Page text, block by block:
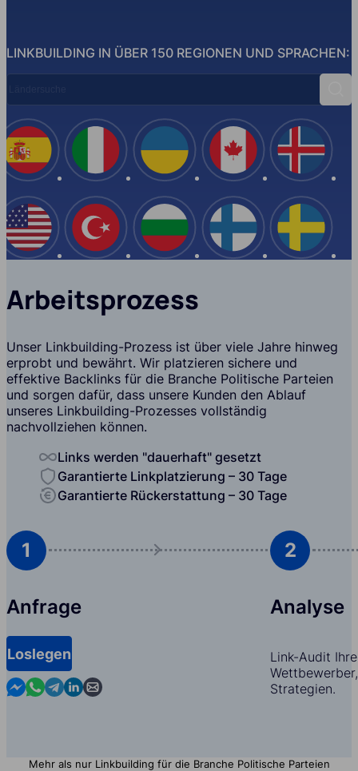
LINKBUILDING IN ÜBER 150 REGIONEN UND SPRACHEN:
Spanien
USA
Italien
Türkei
Ukraine
Bulgarien
Kanada
Finnland
Island
Arbeitsprozess
Unser Linkbuilding-Prozess ist über viele Jahre hinweg
erprobt und bewährt. Wir platzieren sichere und
effektive Backlinks für die Branche Politische Parteien
und sorgen dafür, dass unsere Kunden den Ablauf
unseres Linkbuilding-Prozesses vollständig
nachvollziehen können.
Links werden "dauerhaft" gesetzt
Garantierte Linkplatzierung – 30 Tage
Garantierte Rückerstattung – 30 Tage
1
Anfrage
Loslegen
Contact us in Messenger
Contact us in WhatsApp
Contact us in Telegram
Contact us in Linkedin
Contact us by email
2
Analyse
Link-Audit
Strategien.
Mehr als nur Linkbuilding für die Branche Politische Parteien